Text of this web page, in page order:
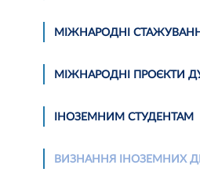
МІЖНАРОДНІ
МІЖНАРОДНІ ПРОЄКТИ
ІНОЗЕМНИМ СТУДЕНТАМ
ВИЗНАННЯ ІНОЗЕМНИХ